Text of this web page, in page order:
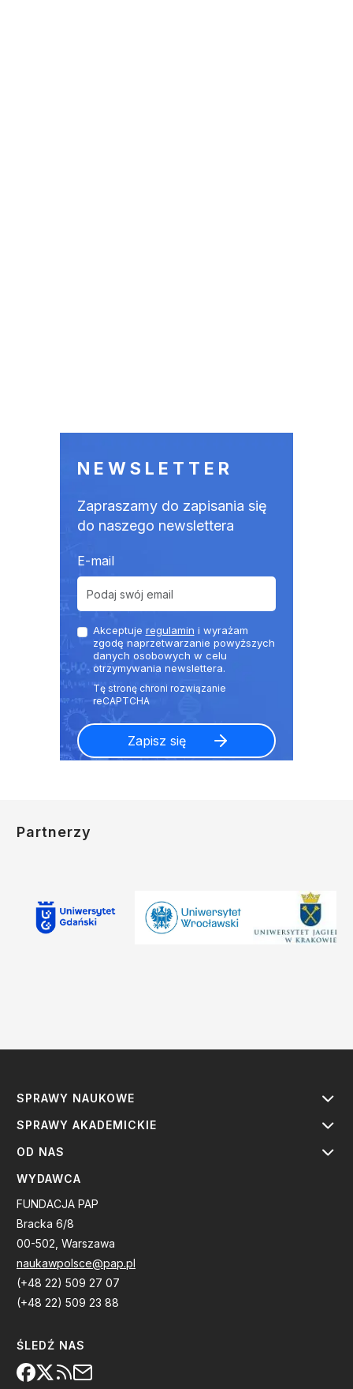
NEWSLETTER
Zapraszamy do zapisania się
do naszego newslettera
E-mail
Akceptuje regulamin i wyrażam
zgodę naprzetwarzanie powyższych
danych osobowych w celu
otrzymywania newslettera.
Partnerzy
SPRAWY NAUKOWE
SPRAWY AKADEMICKIE
OD NAS
WYDAWCA
FUNDACJA PAP
Bracka 6/8
00-502, Warszawa
naukawpolsce@pap.pl
(+48 22) 509 27 07
(+48 22) 509 23 88
ŚLEDŹ NAS